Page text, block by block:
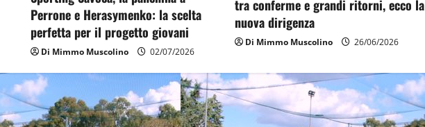
Perrone e Herasymenko: la scelta
perfetta per il progetto giovani
Di Mimmo Muscolino 02/07/2026
tra conferme e grandi ritorni, ecco la
nuova dirigenza
Di Mimmo Muscolino 26/06/2026